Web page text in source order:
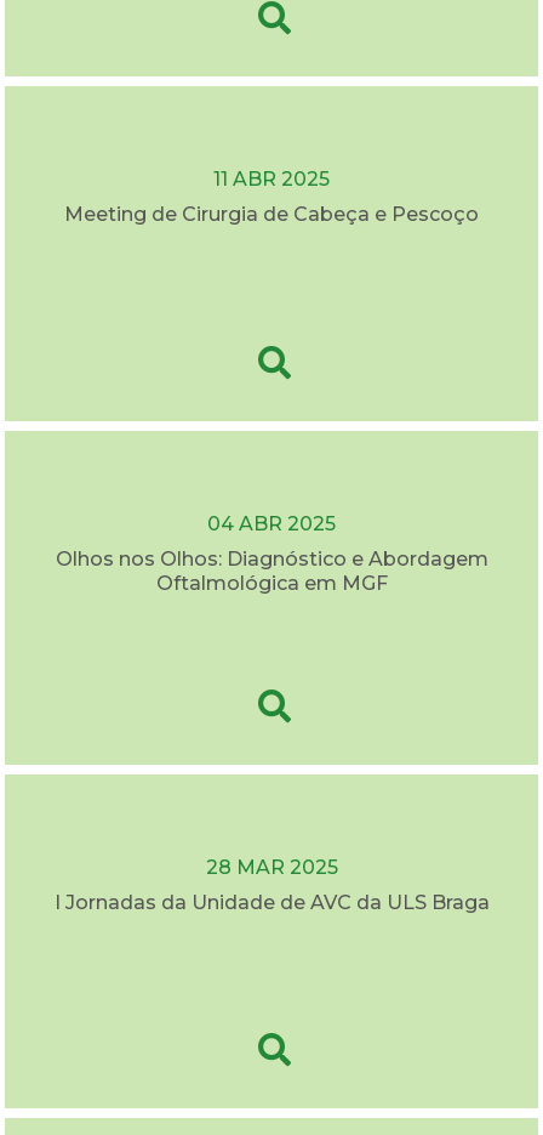
11 ABR 2025
Meeting de Cirurgia de Cabeça e Pescoço
04 ABR 2025
Olhos nos Olhos: Diagnóstico e Abordagem
Oftalmológica em MGF
28 MAR 2025
I Jornadas da Unidade de AVC da ULS Braga